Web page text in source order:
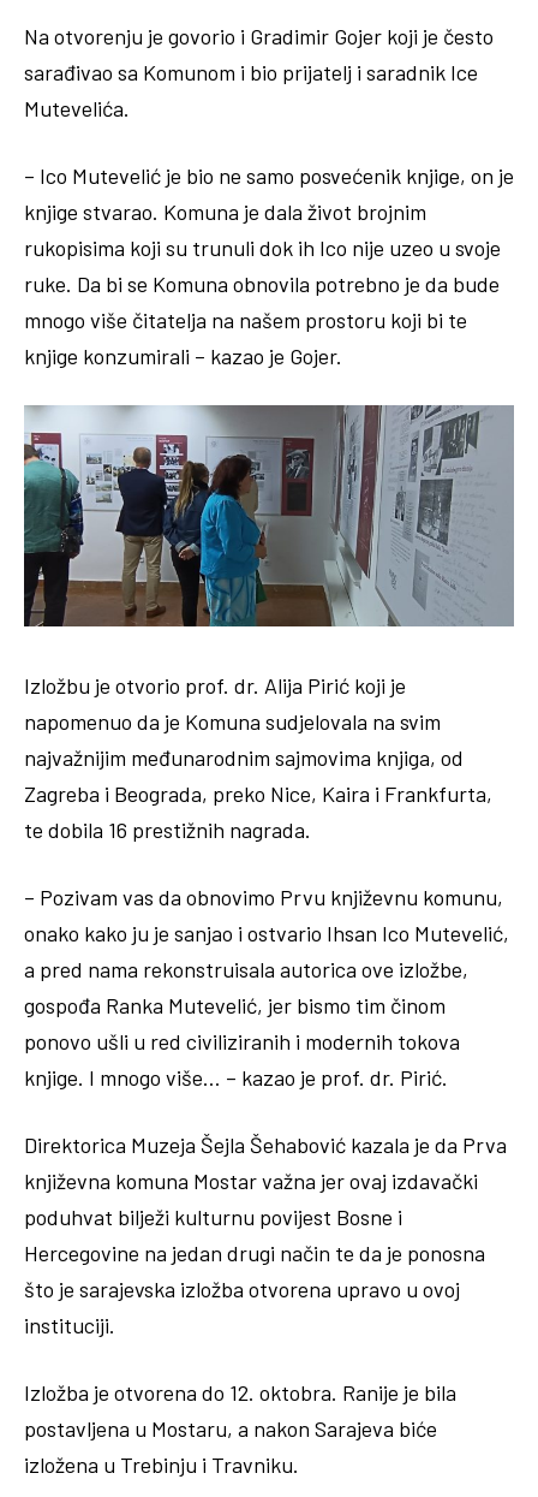
Na otvorenju je govorio i Gradimir Gojer koji je često
sarađivao sa Komunom i bio prijatelj i saradnik Ice
Mutevelića.
– Ico Mutevelić je bio ne samo posvećenik knjige, on je
knjige stvarao. Komuna je dala život brojnim
rukopisima koji su trunuli dok ih Ico nije uzeo u svoje
ruke. Da bi se Komuna obnovila potrebno je da bude
mnogo više čitatelja na našem prostoru koji bi te
knjige konzumirali – kazao je Gojer.
Izložbu je otvorio prof. dr. Alija Pirić koji je
napomenuo da je Komuna sudjelovala na svim
najvažnijim međunarodnim sajmovima knjiga, od
Zagreba i Beograda, preko Nice, Kaira i Frankfurta,
te dobila 16 prestižnih nagrada.
– Pozivam vas da obnovimo Prvu književnu komunu,
onako kako ju je sanjao i ostvario Ihsan Ico Mutevelić,
a pred nama rekonstruisala autorica ove izložbe,
gospođa Ranka Mutevelić, jer bismo tim činom
ponovo ušli u red civiliziranih i modernih tokova
knjige. I mnogo više… – kazao je prof. dr. Pirić.
Direktorica Muzeja Šejla Šehabović kazala je da Prva
književna komuna Mostar važna jer ovaj izdavački
poduhvat bilježi kulturnu povijest Bosne i
Hercegovine na jedan drugi način te da je ponosna
što je sarajevska izložba otvorena upravo u ovoj
instituciji.
Izložba je otvorena do 12. oktobra. Ranije je bila
postavljena u Mostaru, a nakon Sarajeva biće
izložena u Trebinju i Travniku.